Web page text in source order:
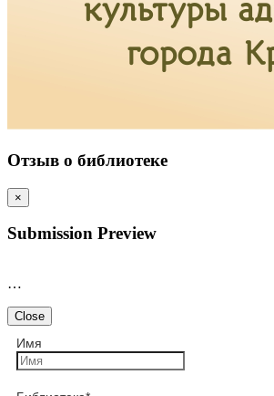
Отзыв о библиотеке
×
Submission Preview
…
Close
Имя